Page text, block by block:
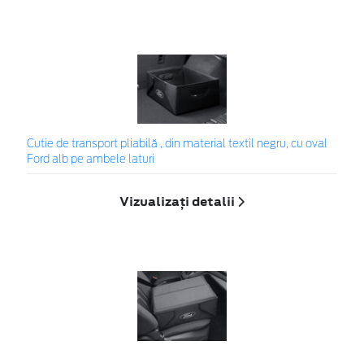
Cutie de transport pliabilă , din material textil negru, cu oval
Ford alb pe ambele laturi
Vizualizați detalii